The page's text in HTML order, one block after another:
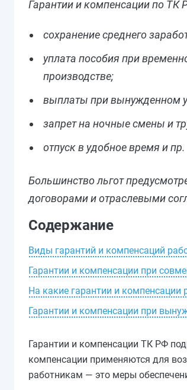
Гарантии и компенсации по ТК
сохранение среднего
уплата пособия при
производстве;
выплаты при вынужденном
запрет на ночные смены и
отпуск в удобное время и пр.
Большинство льгот
договорами и отраслевыми
Содержание
Виды гарантий и компенсаций
Гарантии и компенсации при
На какие гарантии и
Гарантии и компенсации при
Гарантии и компенсации ТК РФ
компенсации применяются для
работникам — это меры